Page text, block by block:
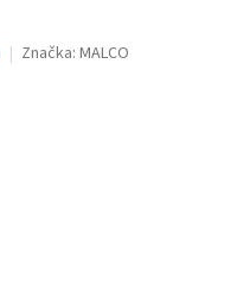
Značka: MALCO